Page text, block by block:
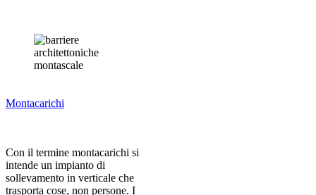
Montacarichi
Con il termine montacarichi si
intende un impianto di
sollevamento in verticale che
trasporta cose, non persone. I